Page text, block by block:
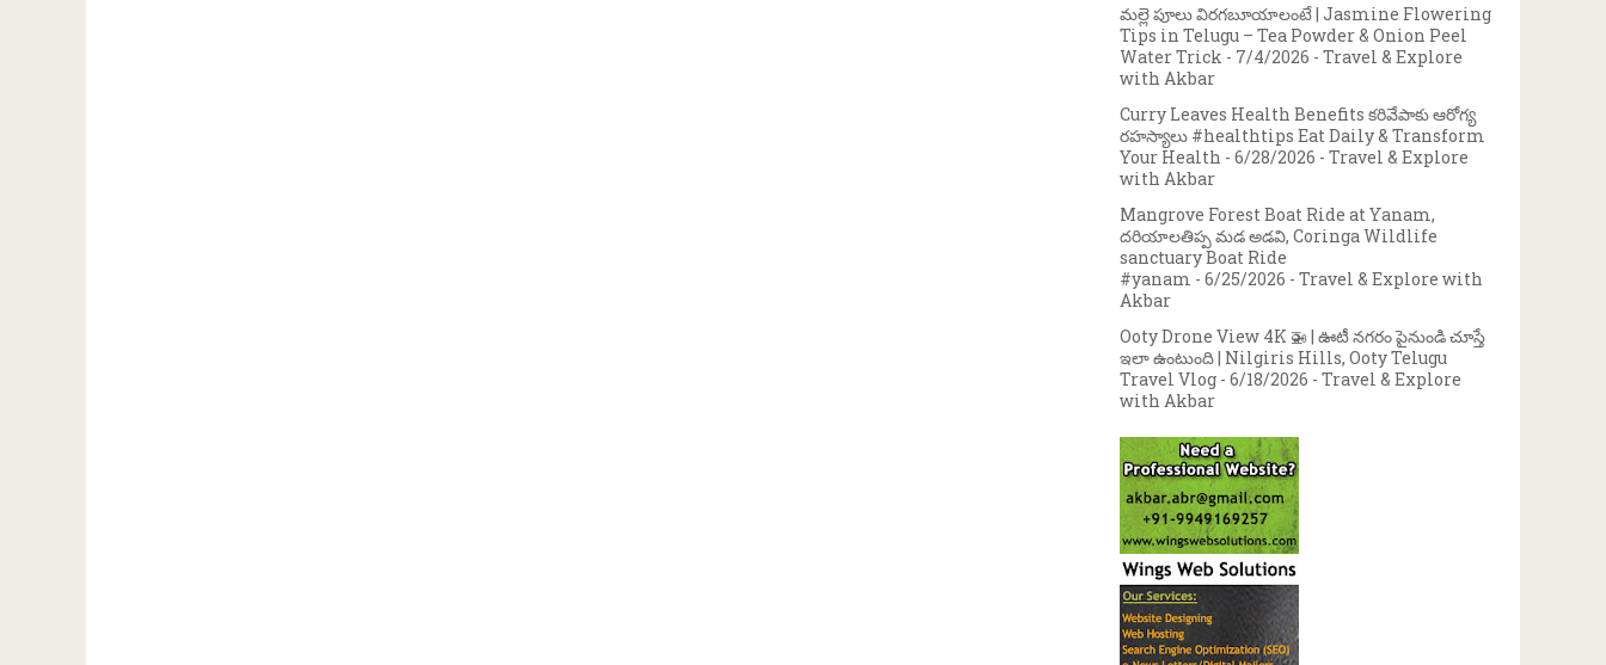
మల్లె పూలు విరగబూయాలంటే | Jasmine Flowering
Tips in Telugu – Tea Powder & Onion Peel
Water Trick - 7/4/2026 - Travel & Explore
with Akbar
Curry Leaves Health Benefits కరివేపాకు ఆరోగ్య
రహస్యాలు #healthtips Eat Daily & Transform
Your Health - 6/28/2026 - Travel & Explore
with Akbar
Mangrove Forest Boat Ride at Yanam,
దరియాలతిప్ప మడ అడవి, Coringa Wildlife
sanctuary Boat Ride
#yanam - 6/25/2026 - Travel & Explore with
Akbar
Ooty Drone View 4K 🚁 | ఊటీ నగరం పైనుండి చూస్తే
ఇలా ఉంటుంది | Nilgiris Hills, Ooty Telugu
Travel Vlog - 6/18/2026 - Travel & Explore
with Akbar